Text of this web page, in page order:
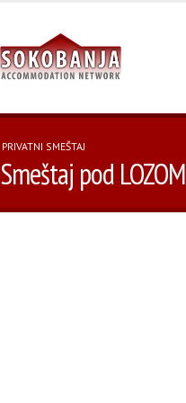
PRIVATNI SMEŠTAJ
Smeštaj pod LOZOM